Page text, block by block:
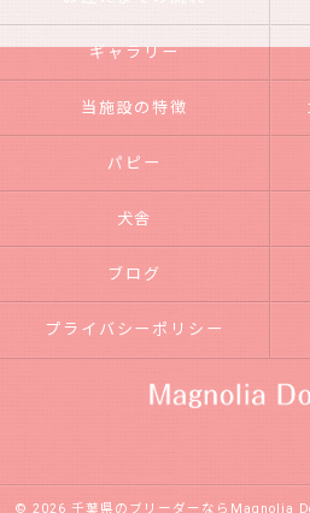
ギャラリー
当施設の特徴
パピー
犬舎
ブログ
プライバシーポリシー
© 2026 千葉県のブリーダーならMagnolia